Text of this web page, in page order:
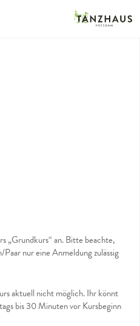
„Grundkurs“ an. Bitte beachte,
Paar nur eine Anmeldung zulässig
aktuell nicht möglich. Ihr könnt
bis 30 Minuten vor Kursbeginn